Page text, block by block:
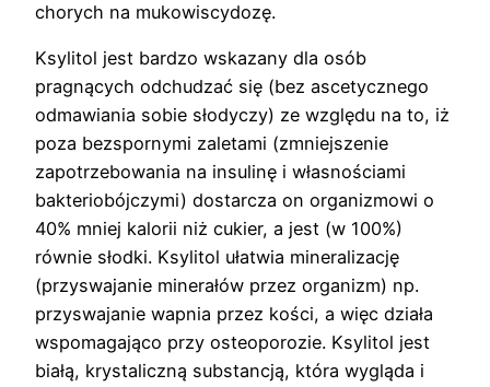
chorych na mukowiscydozę.
Ksylitol jest bardzo wskazany dla osób
pragnących odchudzać się (bez ascetycznego
odmawiania sobie słodyczy) ze względu na to, iż
poza bezspornymi zaletami (zmniejszenie
zapotrzebowania na insulinę i własnościami
bakteriobójczymi) dostarcza on organizmowi o
40% mniej kalorii niż cukier, a jest (w 100%)
równie słodki. Ksylitol ułatwia mineralizację
(przyswajanie minerałów przez organizm) np.
przyswajanie wapnia przez kości, a więc działa
wspomagająco przy osteoporozie. Ksylitol jest
białą, krystaliczną substancją, która wygląda i